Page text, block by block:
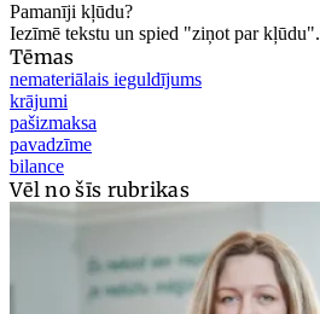
Pamanīji kļūdu?
Iezīmē tekstu un spied "ziņot par kļūdu".
Tēmas
nemateriālais ieguldījums
krājumi
pašizmaksa
pavadzīme
bilance
Vēl no šīs rubrikas